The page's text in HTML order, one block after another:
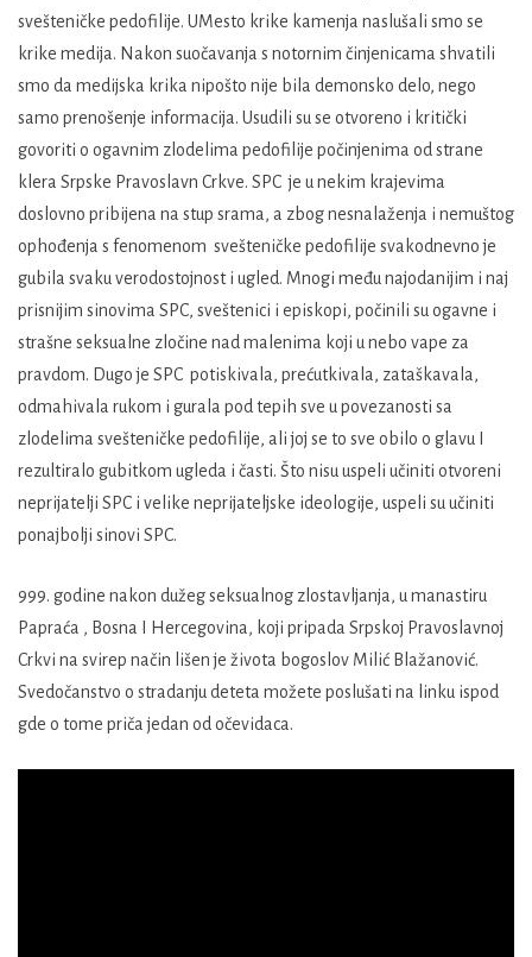
svešteničke pedofilije. UMesto krike kamenja naslušali smo se
krike medija. Nakon suočavanja s notornim činjenicama shvatili
smo da medijska krika nipošto nije bila demonsko delo, nego
samo prenošenje informacija. Usudili su se otvoreno i kritički
govoriti o ogavnim zlodelima pedofilije počinjenima od strane
klera Srpske Pravoslavn Crkve. SPC je u nekim krajevima
doslovno pribijena na stup srama, a zbog nesnalaženja i nemuštog
ophođenja s fenomenom svešteničke pedofilije svakodnevno je
gubila svaku verodostojnost i ugled. Mnogi među najodanijim i naj
prisnijim sinovima SPC, sveštenici i episkopi, počinili su ogavne i
strašne seksualne zločine nad malenima koji u nebo vape za
pravdom. Dugo je SPC potiskivala, prećutkivala, zataškavala,
odmahivala rukom i gurala pod tepih sve u povezanosti sa
zlodelima svešteničke pedofilije, ali joj se to sve obilo o glavu I
rezultiralo gubitkom ugleda i časti. Što nisu uspeli učiniti otvoreni
neprijatelji SPC i velike neprijateljske ideologije, uspeli su učiniti
ponajbolji sinovi SPC.
999. godine nakon dužeg seksualnog zlostavljanja, u manastiru
Papraća , Bosna I Hercegovina, koji pripada Srpskoj Pravoslavnoj
Crkvi na svirep način lišen je života bogoslov Milić Blažanović.
Svedočanstvo o stradanju deteta možete poslušati na linku ispod
gde o tome priča jedan od očevidaca.